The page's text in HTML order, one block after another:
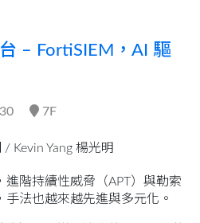
– FortiSIEM，AI 驅
7F
/ Kevin Yang 楊光明
進階持續性威脅（APT）與勒索
法也越來越先進與多元化。